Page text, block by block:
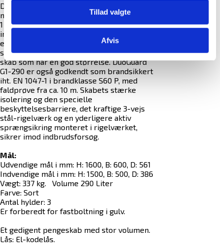
Tillad valgte
Afvis
DuoGuard G1-290 er indbrudstestet iht. den
nye europæiske indbrudsstandard EN 1143-
1 i Grade 1 T2. Denne T2 klassificering
inkluderer tests med mere kraftfulde og
effektive værktøjer såsom el-værktøj,
slibere, skærere og termoværktøj m.m. Et
skab som har en god størrelse. DuoGuard
G1-290 er også godkendt som brandsikkert
iht. EN 1047-1 i brandklasse S60 P, med
faldprøve fra ca. 10 m. Skabets stærke
isolering og den specielle
beskyttelsesbarriere, det kraftige 3-vejs
stål-rigelværk og en yderligere aktiv
sprængsikring monteret i rigelværket,
sikrer imod indbrudsforsøg.
Mål:
Udvendige mål i mm: H: 1600, B: 600, D: 561
Indvendige mål i mm: H: 1500, B: 500, D: 386
Vægt: 337 kg. Volume 290 Liter
Farve: Sort
Antal hylder: 3
Er forberedt for fastboltning i gulv.
Et gedigent pengeskab med stor volumen.
Lås: El-kodelås.